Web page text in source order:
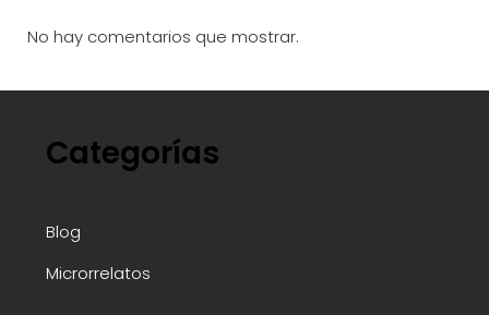
No hay comentarios que mostrar.
Categorías
Blog
Microrrelatos